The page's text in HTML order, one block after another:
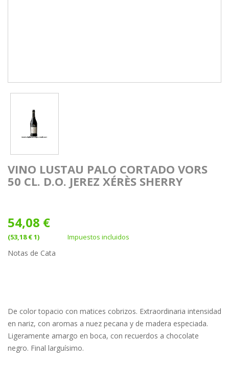
VINO LUSTAU PALO CORTADO VORS
50 CL. D.O. JEREZ XÉRÈS SHERRY
54,08 €
(53,18 € 1) Impuestos incluidos
Notas de Cata
De color topacio con matices cobrizos. Extraordinaria intensidad
en nariz, con aromas a nuez pecana y de madera especiada.
Ligeramente amargo en boca, con recuerdos a chocolate
negro. Final larguísimo.